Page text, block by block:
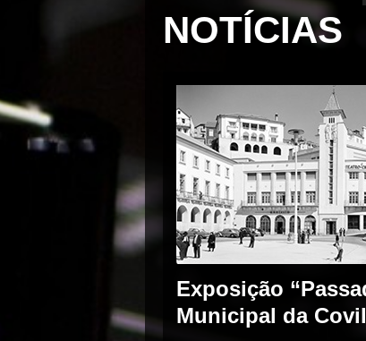
NOTÍCIAS
Exposição
Municipal da